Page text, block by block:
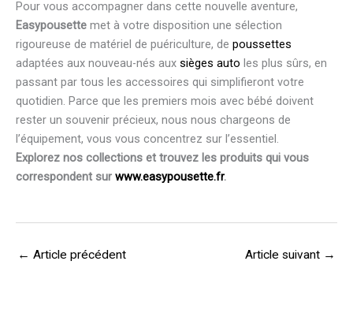
Pour vous accompagner dans cette nouvelle aventure,
Easypousette met à votre disposition une sélection
rigoureuse de matériel de puériculture, de poussettes
adaptées aux nouveau-nés aux sièges auto les plus sûrs, en
passant par tous les accessoires qui simplifieront votre
quotidien. Parce que les premiers mois avec bébé doivent
rester un souvenir précieux, nous nous chargeons de
l’équipement, vous vous concentrez sur l’essentiel.
Explorez nos collections et trouvez les produits qui vous
correspondent sur www.easypousette.fr.
← Article précédent Article suivant →